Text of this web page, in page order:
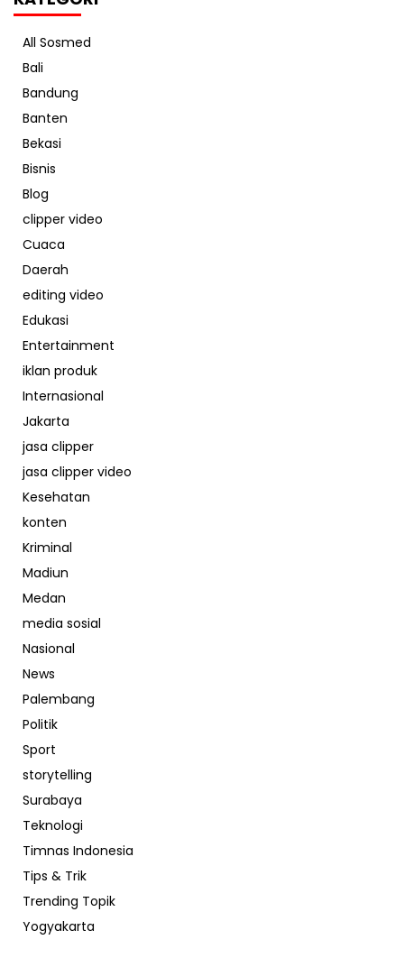
All Sosmed
Bali
Bandung
Banten
Bekasi
Bisnis
Blog
clipper video
Cuaca
Daerah
editing video
Edukasi
Entertainment
iklan produk
Internasional
Jakarta
jasa clipper
jasa clipper video
Kesehatan
konten
Kriminal
Madiun
Medan
media sosial
Nasional
News
Palembang
Politik
Sport
storytelling
Surabaya
Teknologi
Timnas Indonesia
Tips & Trik
Trending Topik
Yogyakarta